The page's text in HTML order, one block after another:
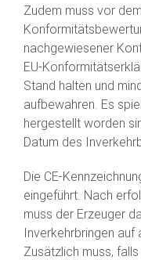
Zudem muss vor
nachgewiesener
EU-
Stand halten und
aufbewahren. Es
hergestellt worden
Datum des
Die CE-
eingeführt. Nach
muss der Erzeuger
Inverkehrbringen
Zusätzlich muss,